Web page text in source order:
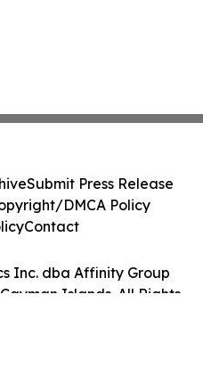
Inc. dba Affinity Group
Islands. All Rights
Submit Press Release
DMCA Policy
Contact